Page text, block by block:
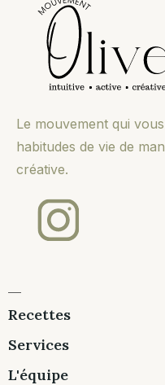
Le mouvement qui
habitudes de vie de
créative.
Recettes
Services
L'équipe